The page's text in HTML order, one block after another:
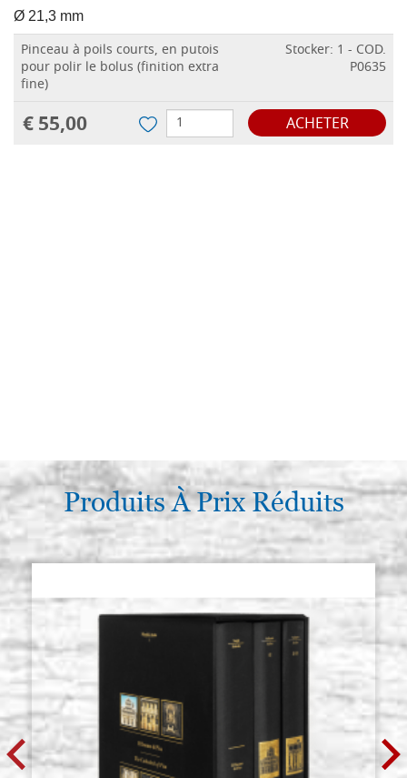
Ø 21,3 mm
Pinceau à poils courts, en putois
pour polir le bolus (finition extra
fine)
Stocker: 1 - COD.
P0635
€ 55,00 ACHETER
Produits À Prix Réduits